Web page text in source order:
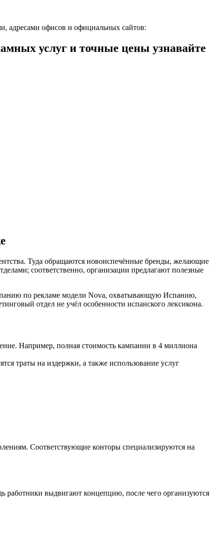
адресами офисов и официальных сайтов:
услуг и точные цены узнавайте
Туда обращаются новоиспечённые бренды, желающие
соответственно, организации предлагают полезные
по рекламе модели Nova, охватывающую Испанию,
отдел не учёл особенности испанского лексикона.
Например, полная стоимость кампании в 4 миллиона
траты на издержки, а также использование услуг
Соответствующие конторы специализируются на
работники выдвигают концепцию, после чего организуются